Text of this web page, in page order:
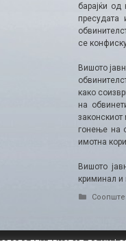
барајќи
се
Вишото
како
на
гонење на
имотна
Вишото
криминал и